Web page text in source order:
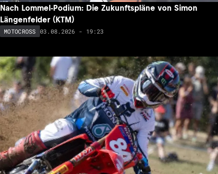
Nach Lommel-Podium: Die Zukunftspläne von Simon
Längenfelder (KTM)
MOTOCROSS 03.08.2026 - 19:23